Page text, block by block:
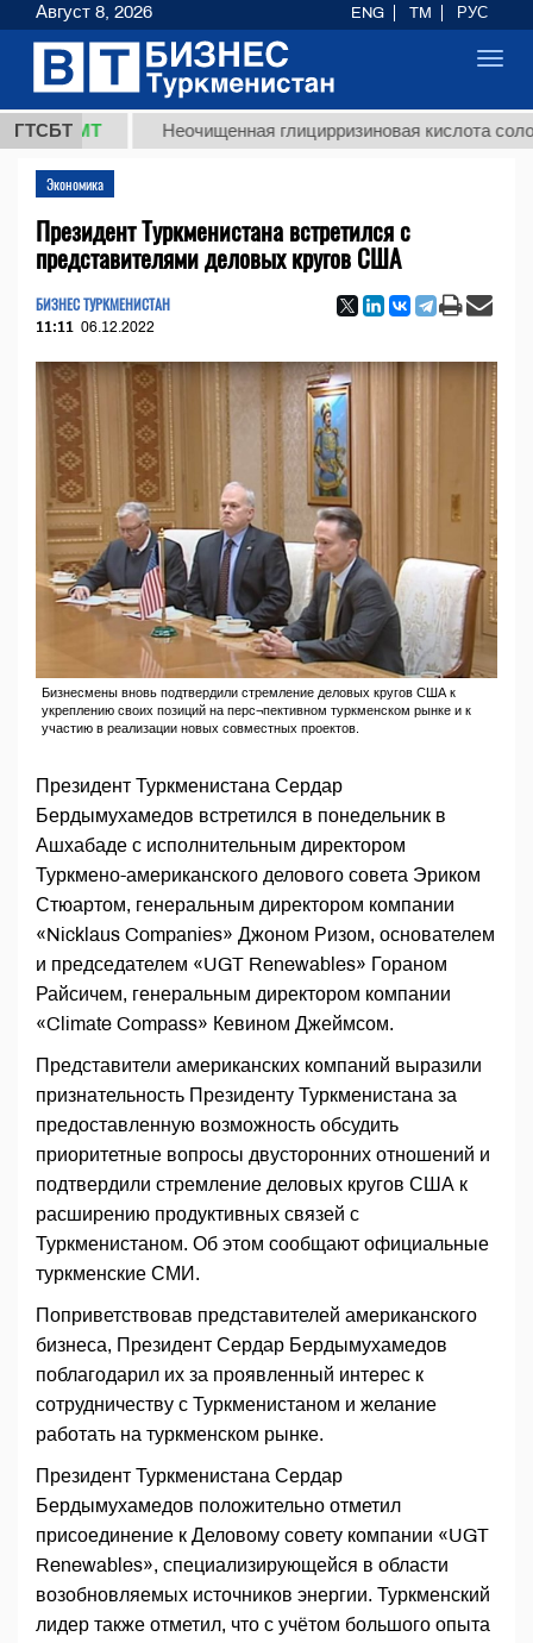
ГТСБТ Неочищенная глицирризиновая кислота
Экономика
Президент Туркменистана встретился с
представителями деловых кругов США
БИЗНЕС ТУРКМЕНИСТАН
11:11 06.12.2022
Бизнесмены вновь подтвердили стремление деловых кругов США к
укреплению своих позиций на перс¬пективном туркменском рынке и к
участию в реализации новых совместных проектов.
Президент Туркменистана Сердар
Бердымухамедов встретился в понедельник в
Ашхабаде с исполнительным директором
Туркмено-американского делового совета Эриком
Стюартом, генеральным директором компании
«Nicklaus Companies» Джоном Ризом, основателем
и председателем «UGT Renewables» Гораном
Райсичем, генеральным директором компании
«Climate Compass» Кевином Джеймсом.
Представители американских компаний выразили
признательность Президенту Туркменистана за
предоставленную возможность обсудить
приоритетные вопросы двусторонних отношений и
подтвердили стремление деловых кругов США к
расширению продуктивных связей с
Туркменистаном. Об этом сообщают официальные
туркменские СМИ.
Поприветствовав представителей американского
бизнеса, Президент Сердар Бердымухамедов
поблагодарил их за проявленный интерес к
сотрудничеству с Туркменистаном и желание
работать на туркменском рынке.
Президент Туркменистана Сердар
Бердымухамедов положительно отметил
присоединение к Деловому совету компании «UGT
Renewables», специа­лизирующейся в области
возобновляемых источников энергии. Туркменский
лидер также отметил, что с учётом большого опыта
Август 8, 2026 ENG TM РУС